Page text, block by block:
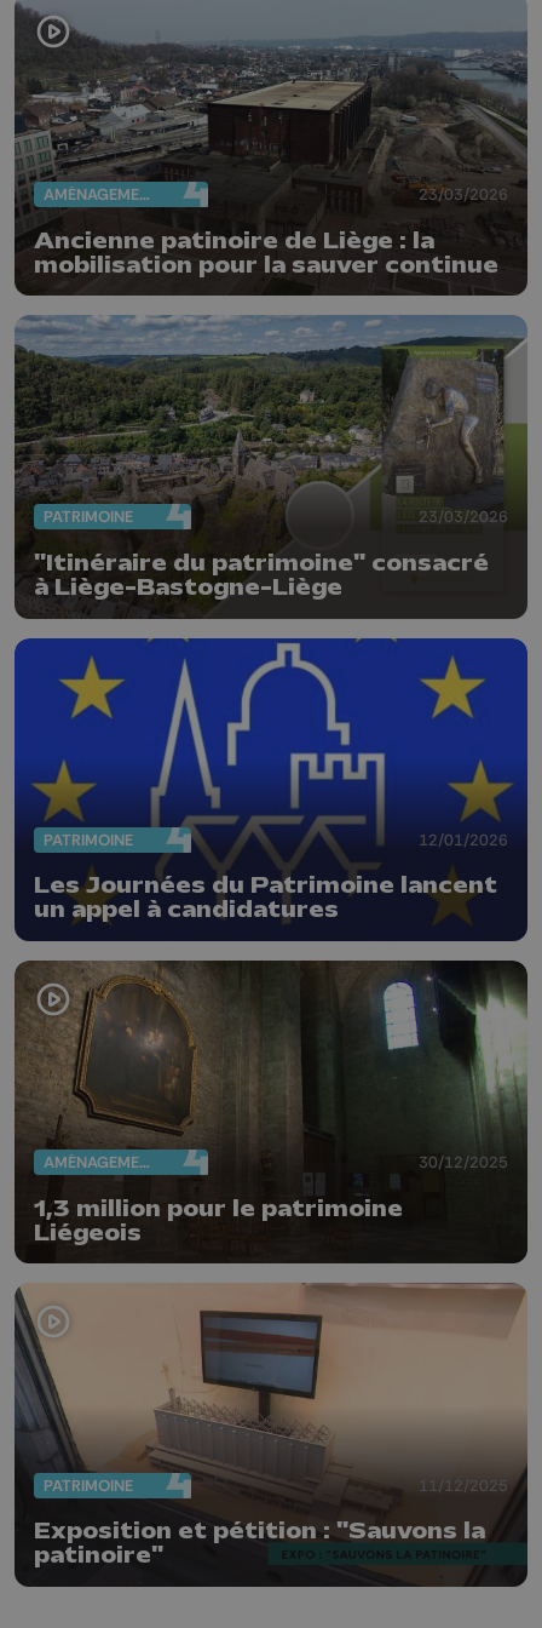
AMÉNAGEMENT DU TERRITOIRE 23/03/2026
Ancienne patinoire de Liège : la
mobilisation pour la sauver continue
PATRIMOINE 23/03/2026
"Itinéraire du patrimoine" consacré
à Liège-Bastogne-Liège
PATRIMOINE 12/01/2026
Les Journées du Patrimoine lancent
un appel à candidatures
AMÉNAGEMENT DU TERRITOIRE 30/12/2025
1,3 million pour le patrimoine
Liégeois
PATRIMOINE 11/12/2025
Exposition et pétition : "Sauvons la
patinoire"